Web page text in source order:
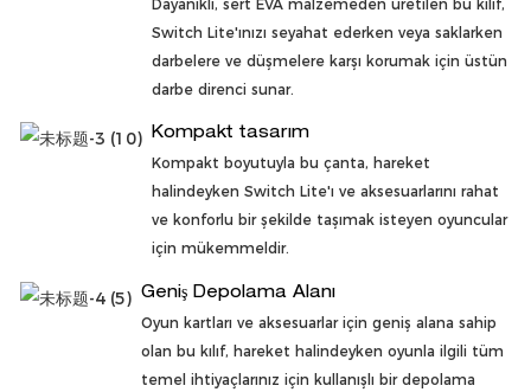
Dayanıklı, sert EVA malzemeden üretilen bu kılıf,
Switch Lite'ınızı seyahat ederken veya saklarken
darbelere ve düşmelere karşı korumak için üstün
darbe direnci sunar.
Kompakt tasarım
Kompakt boyutuyla bu çanta, hareket
halindeyken Switch Lite'ı ve aksesuarlarını rahat
ve konforlu bir şekilde taşımak isteyen oyuncular
için mükemmeldir.
Geniş Depolama Alanı
Oyun kartları ve aksesuarlar için geniş alana sahip
olan bu kılıf, hareket halindeyken oyunla ilgili tüm
temel ihtiyaçlarınız için kullanışlı bir depolama